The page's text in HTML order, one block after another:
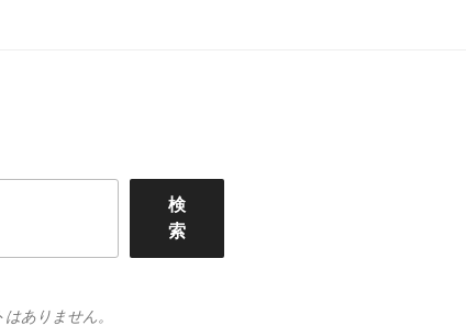
検
索
ありません。